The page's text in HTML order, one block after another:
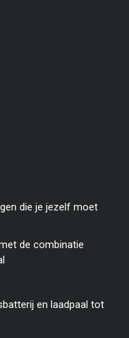
die je jezelf moet
de combinatie
en laadpaal tot